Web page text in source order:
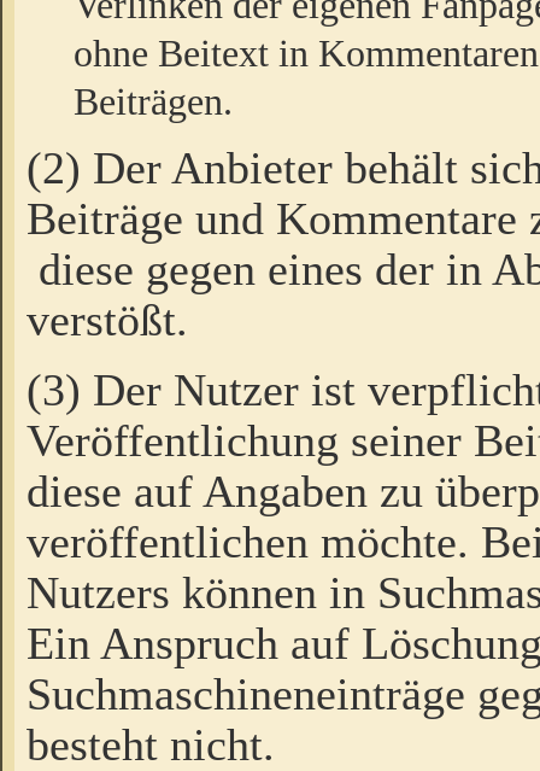
ohne Beitext in
Beiträgen.
(2) Der Anbieter behält
Beiträge und Kommentare
diese gegen eines der in
verstößt.
(3) Der Nutzer ist
Veröffentlichung seiner
diese auf Angaben zu
veröffentlichen möchte.
Nutzers können in
Ein Anspruch auf
Suchmaschineneinträge
besteht nicht.